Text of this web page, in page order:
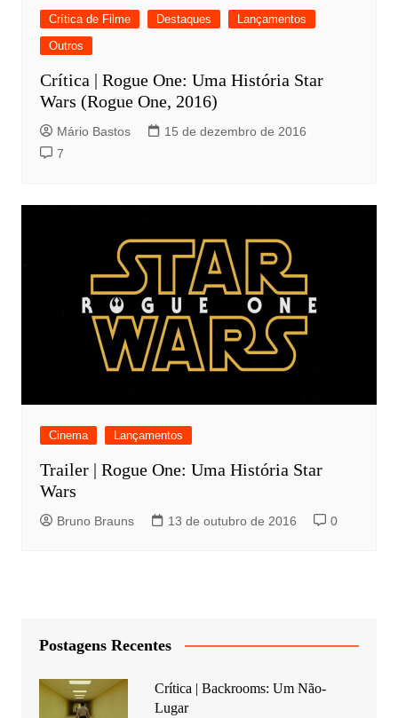
Crítica de Filme Destaques
Lançamentos
Outros
Crítica | Rogue One: Uma História Star
Wars (Rogue One, 2016)
Mário Bastos
15 de dezembro de 2016
7
Cinema Lançamentos
Trailer | Rogue One: Uma História Star
Wars
Bruno Brauns 13 de outubro de 2016 0
Postagens Recentes
Crítica | Backrooms: Um Não-
Lugar